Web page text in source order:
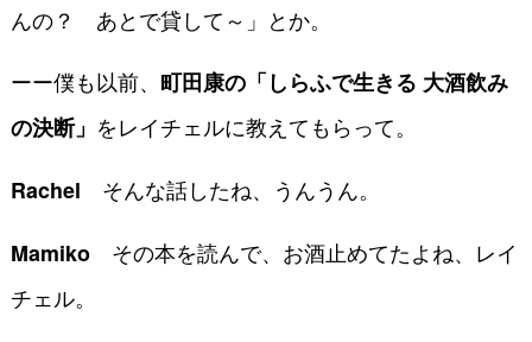
んの？ あとで貸して～」とか。
ーー僕も以前、 町田康の「しらふで生きる 大酒飲み
の決断」 をレイチェルに教えてもらって。
Rachel そんな話したね、うんうん。
Mamikoその本を読んで、お酒止めてたよね、レイ
チェル。